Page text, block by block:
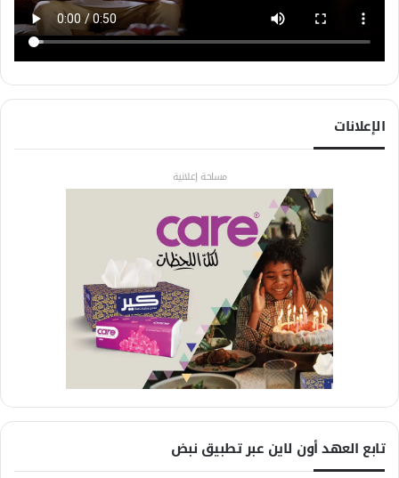
الإعلانات
مساحة إعلانية
تابع العهد أون لاين عبر تطبيق نبض